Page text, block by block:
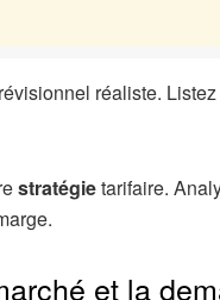
réaliste.
stratégietarifaire.
et la